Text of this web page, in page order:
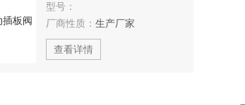
型号：
厂商性质： 生产厂家
查看详情